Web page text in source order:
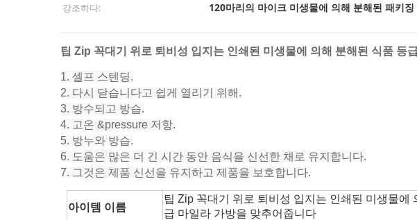
강조하다:
120마리의 마이크 미생물에 의해 분해된 패키
팁 Zip 꼭대기 위로 퇴비성 입지는 인쇄된 미생물에 의해 분해된 식품 등
1. 셀프 스텐딩.
2. 다시 닫습니다고 쉽게 열리기 위해.
3. 방수되고 방습.
4. 고온 &pressure 저항.
5. 방누와 방습.
6. 도움은 많은 더 긴 시간 동안 음식을 신선한 채로 유지합니다.
7. 그것은 제품 신선을 유지하고 제품을 보호합니다.
아이템 이름
팁 Zip 꼭대기 위로 퇴비성 입지는 인쇄된 미생물에
급 마일라 가방을 맞추어줍니다